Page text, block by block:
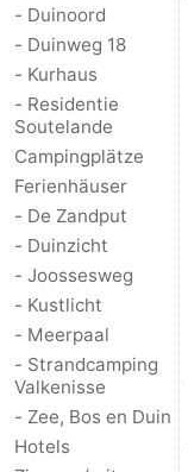
- Duinoord
- Duinweg 18
- Kurhaus
- Residentie
Soutelande
Campingplätze
Ferienhäuser
- De Zandput
- Duinzicht
- Joossesweg
- Kustlicht
- Meerpaal
- Strandcamping
Valkenisse
- Zee, Bos en Duin
Hotels